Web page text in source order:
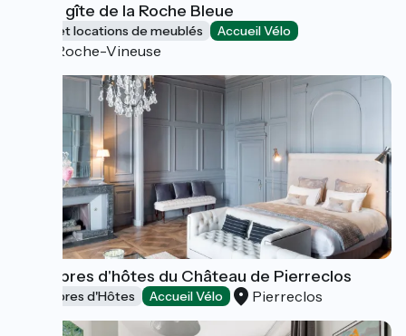
Grand gîte de la Roche Bleue
Gîtes et locations de meublés Accueil Vélo
La Roche-Vineuse
Chambres d'hôtes du Château de Pierreclos
Chambres d'Hôtes Accueil Vélo Pierreclos